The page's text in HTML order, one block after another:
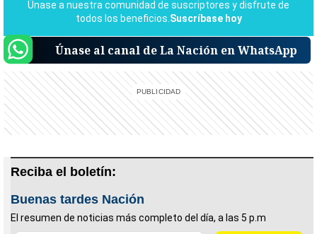
Únase al canal de La Nación en WhatsApp
Reciba el boletín:
Buenas tardes Nación
El resumen de noticias más completo del día, a las 5 p.m